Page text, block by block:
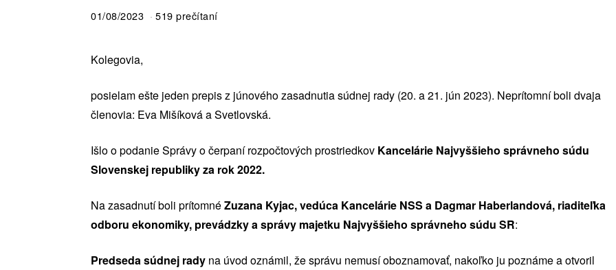
01/08/2023 519 prečítaní
Kolegovia,
posielam ešte jeden prepis z júnového zasadnutia súdnej rady (20. a 21. jún 2023). Neprítomní boli dvaja
členovia: Eva Mišíková a Svetlovská.
Išlo o podanie Správy o čerpaní rozpočtových prostriedkov Kancelárie Najvyššieho správneho súdu
Slovenskej republiky za rok 2022.
Na zasadnutí boli prítomnéZuzana Kyjac, vedúca Kancelárie NSS a Dagmar Haberlandová, riaditeľka
odboru ekonomiky, prevádzky a správy majetku Najvyššieho správneho súdu SR:
Predseda súdnej rady na úvod oznámil, že správu nemusí oboznamovať, nakoľko ju poznáme a otvoril